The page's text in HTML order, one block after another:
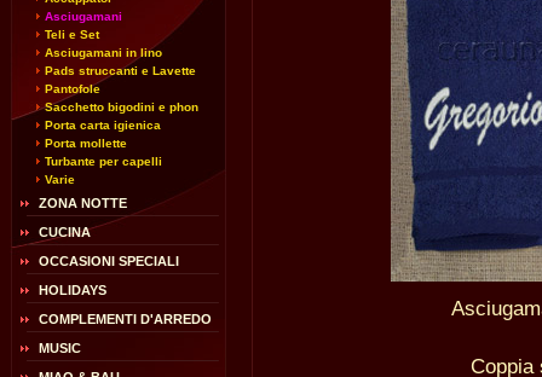
Asciugamani
Teli e Set
Asciugamani in lino
Pads struccanti e Lavette
Pantofole
Sacchetto bigodini e phon
Porta carta igienica
Porta mollette
Turbante per capelli
Varie
ZONA NOTTE
CUCINA
OCCASIONI SPECIALI
HOLIDAYS
COMPLEMENTI D'ARREDO
MUSIC
Coppia